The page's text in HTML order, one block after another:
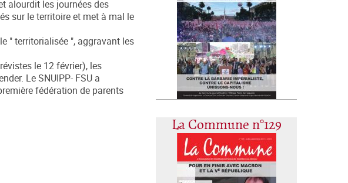
La Commune n°129
alourdit les journées des
sur le territoire et met à mal le
" territorialisée ", aggravant les
le 12 février), les
Le SNUIPP- FSU a
fédération de parents